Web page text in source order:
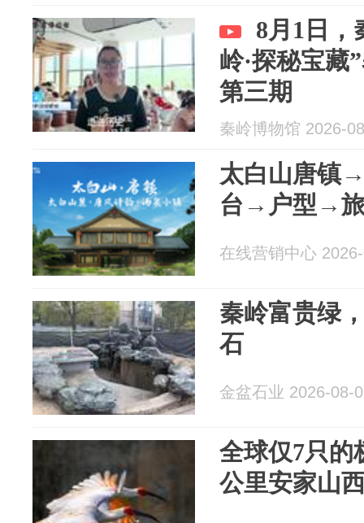
8月1日，
岭·探秘宝藏
第三期
秦岭博物馆 2026-
太白山唐镇
台→户型→
在线营销中心
秦岭富贵绿
石
金盆石业 2026-08-
全球仅7只的
公里安家山